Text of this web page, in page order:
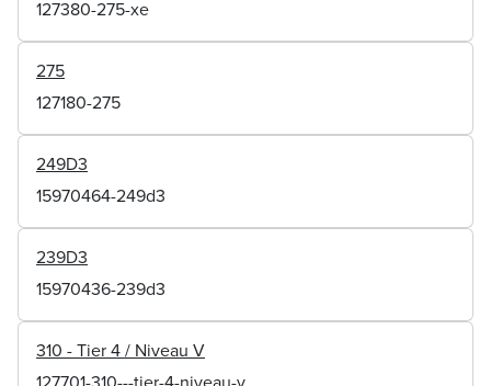
127380-275-xe
275
127180-275
249D3
15970464-249d3
239D3
15970436-239d3
310 - Tier 4 / Niveau V